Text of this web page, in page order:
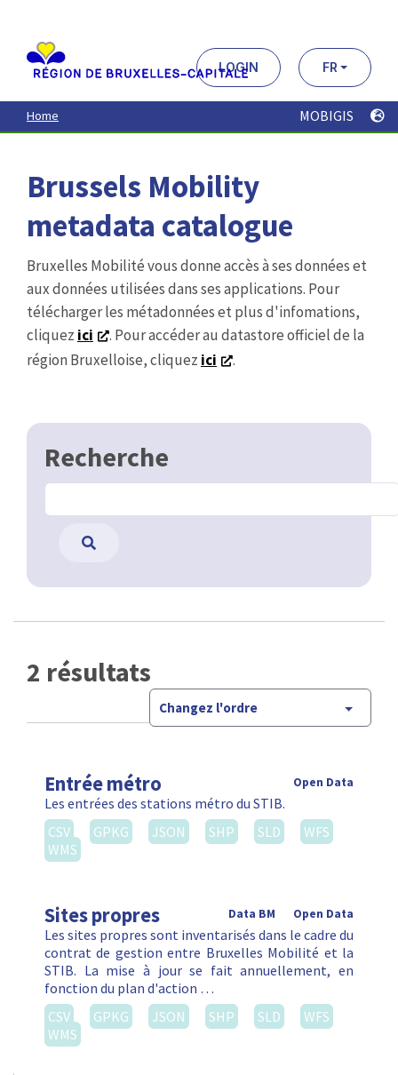
contenu
principal
LOGIN FR
Home MOBIGIS
Brussels Mobility
metadata catalogue
Bruxelles Mobilité vous donne accès à ses données et
aux données utilisées dans ses applications. Pour
télécharger les métadonnées et plus d'infomations,
cliquez ici
. Pour accéder au datastore officiel de la
région Bruxelloise, cliquez ici .
Recherche
2 résultats
Changez l'ordre
Entrée métro Open Data
Les entrées des stations métro du STIB.
CSV
GPKG JSON SHP SLD
WFS
WMS
Sites propres Open Data
Data BM
Les sites propres sont inventarisés dans le cadre du
contrat de gestion entre Bruxelles Mobilité et la
STIB. La mise à jour se fait annuellement, en
fonction du plan d'action …
CSV
GPKG JSON SHP SLD
WFS
WMS